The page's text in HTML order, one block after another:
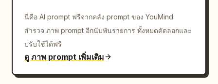
นี่คือ AI prompt ฟรีจากคลัง prompt ของ YouMind
สำรวจ ภาพ prompt อีกนับพันรายการ ทั้งหมดคัดลอกและ
ปรับใช้ได้ฟรี
ดู ภาพ prompt เพิ่มเติม